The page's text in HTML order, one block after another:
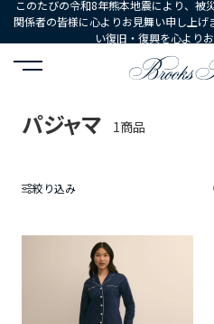
このたびの令和8年熊本地震により、被
関係者の皆様に心よりお見舞い申し上
い復旧・復興を心より
HOME ウェア パジ
パジャマ 1商品
絞り込み